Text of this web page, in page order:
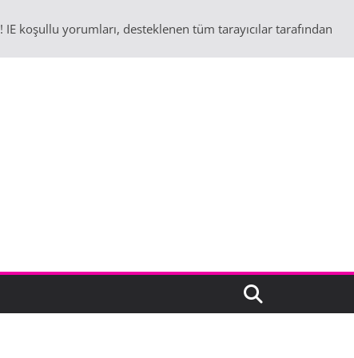
! IE koşullu yorumları, desteklenen tüm tarayıcılar tarafından